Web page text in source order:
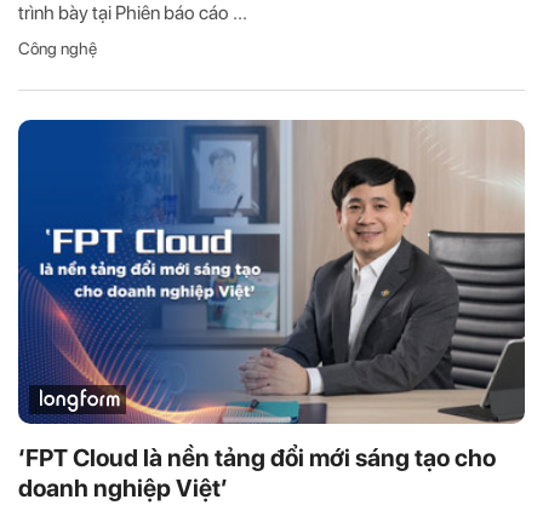
trình bày tại Phiên báo cáo ...
Công nghệ
‘FPT Cloud là nền tảng đổi mới sáng tạo cho
doanh nghiệp Việt’